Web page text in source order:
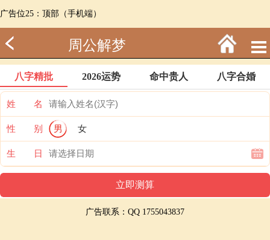
广告位25：顶部（手机端）
周公解梦
八字精批 2026运势 命中贵人 八字合婚
姓 名
性 别 男 女
生 日
广告联系：QQ 1755043837